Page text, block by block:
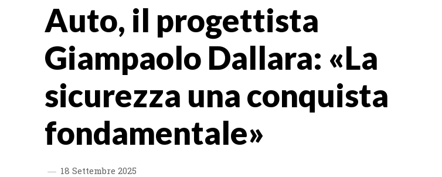
Auto, il progettista
Giampaolo Dallara: «La
sicurezza una conquista
fondamentale»
18 Settembre 2025